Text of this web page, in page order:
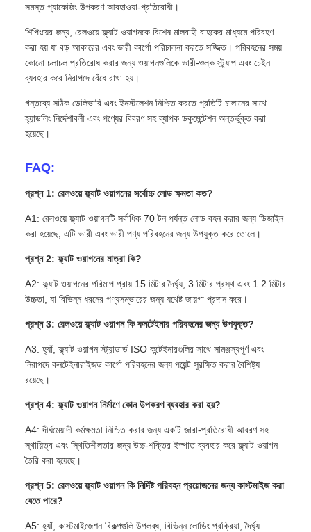
সমস্ত প্যাকেজিং উপকরণ আবহাওয়া-প্রতিরোধী।
শিপিংয়ের জন্য, রেলওয়ে ফ্ল্যাট ওয়াগনকে বিশেষ মালবাহী বাহকের মাধ্যমে পরিবহণ
করা হয় যা বড় আকারের এবং ভারী কার্গো পরিচালনা করতে সজ্জিত। পরিবহনের সময়
কোনো চলাচল প্রতিরোধ করার জন্য ওয়াগনগুলিকে ভারী-শুল্ক স্ট্র্যাপ এবং চেইন
ব্যবহার করে নিরাপদে বেঁধে রাখা হয়।
গন্তব্যে সঠিক ডেলিভারি এবং ইনস্টলেশন নিশ্চিত করতে প্রতিটি চালানের সাথে
হ্যান্ডলিং নির্দেশাবলী এবং পণ্যের বিবরণ সহ ব্যাপক ডকুমেন্টেশন অন্তর্ভুক্ত করা
হয়েছে।
FAQ:
প্রশ্ন 1: রেলওয়ে ফ্ল্যাট ওয়াগনের সর্বোচ্চ লোড ক্ষমতা কত?
A1: রেলওয়ে ফ্ল্যাট ওয়াগনটি সর্বাধিক 70 টন পর্যন্ত লোড বহন করার জন্য ডিজাইন
করা হয়েছে, এটি ভারী এবং ভারী পণ্য পরিবহনের জন্য উপযুক্ত করে তোলে।
প্রশ্ন 2: ফ্ল্যাট ওয়াগনের মাত্রা কি?
A2: ফ্ল্যাট ওয়াগনের পরিমাপ প্রায় 15 মিটার দৈর্ঘ্য, 3 মিটার প্রস্থ এবং 1.2 মিটার
উচ্চতা, যা বিভিন্ন ধরনের পণ্যসম্ভারের জন্য যথেষ্ট জায়গা প্রদান করে।
প্রশ্ন 3: রেলওয়ে ফ্ল্যাট ওয়াগন কি কনটেইনার পরিবহনের জন্য উপযুক্ত?
A3: হ্যাঁ, ফ্ল্যাট ওয়াগন স্ট্যান্ডার্ড ISO কন্টেইনারগুলির সাথে সামঞ্জস্যপূর্ণ এবং
নিরাপদে কনটেইনারাইজড কার্গো পরিবহনের জন্য পয়েন্ট সুরক্ষিত করার বৈশিষ্ট্য
রয়েছে।
প্রশ্ন 4: ফ্ল্যাট ওয়াগন নির্মাণে কোন উপকরণ ব্যবহার করা হয়?
A4: দীর্ঘমেয়াদী কর্মক্ষমতা নিশ্চিত করার জন্য একটি জারা-প্রতিরোধী আবরণ সহ
স্থায়িত্ব এবং স্থিতিশীলতার জন্য উচ্চ-শক্তির ইস্পাত ব্যবহার করে ফ্ল্যাট ওয়াগন
তৈরি করা হয়েছে।
প্রশ্ন 5: রেলওয়ে ফ্ল্যাট ওয়াগন কি নির্দিষ্ট পরিবহন প্রয়োজনের জন্য কাস্টমাইজ করা
যেতে পারে?
A5: হ্যাঁ, কাস্টমাইজেশন বিকল্পগুলি উপলব্ধ, বিভিন্ন লোডিং প্রক্রিয়া, দৈর্ঘ্য